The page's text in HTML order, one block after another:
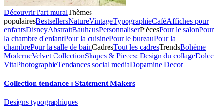
Découvrir l'art muralThèmes
populairesBestsellersNatureVintageTypographieCaféAffiches pour
enfantsDisneyAbstraitBauhausPersonnaliserPiècesPour le salonPour
la chambre d'enfantPour la cuisinePour le bureauPour la
chambrePour la salle de bainCadresTout les cadresTrendsBohème
ModerneVelvet CollectionShapes & Pieces: Design du collageDolce
VitaPhotographieTendances social mediaDopamine Decor
Collection tendance : Statement Makers
Designs typographiques